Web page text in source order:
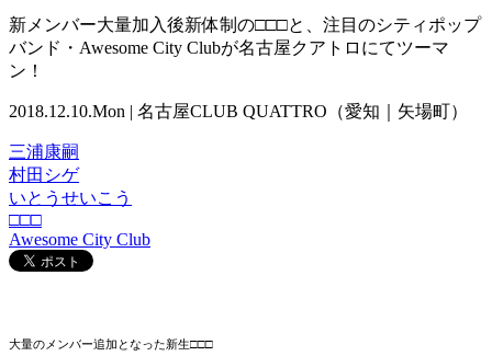
新メンバー大量加入後新体制の□□□と、注目のシティポップ
バンド・Awesome City Clubが名古屋クアトロにてツーマ
ン！
2018.12.10.Mon | 名古屋CLUB QUATTRO（愛知｜矢場町）
三浦康嗣
村田シゲ
いとうせいこう
□□□
Awesome City Club
大量のメンバー追加となった新生□□□